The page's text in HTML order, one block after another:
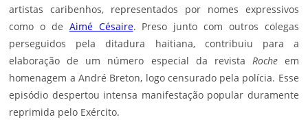
artistas caribenhos, representados por nomes expressivos
como o de Aimé Césaire. Preso junto com outros colegas
perseguidos pela ditadura haitiana, contribuiu para a
elaboração de um número especial da revista Roche em
homenagem a André Breton, logo censurado pela polícia. Esse
episódio despertou intensa manifestação popular duramente
reprimida pelo Exército.